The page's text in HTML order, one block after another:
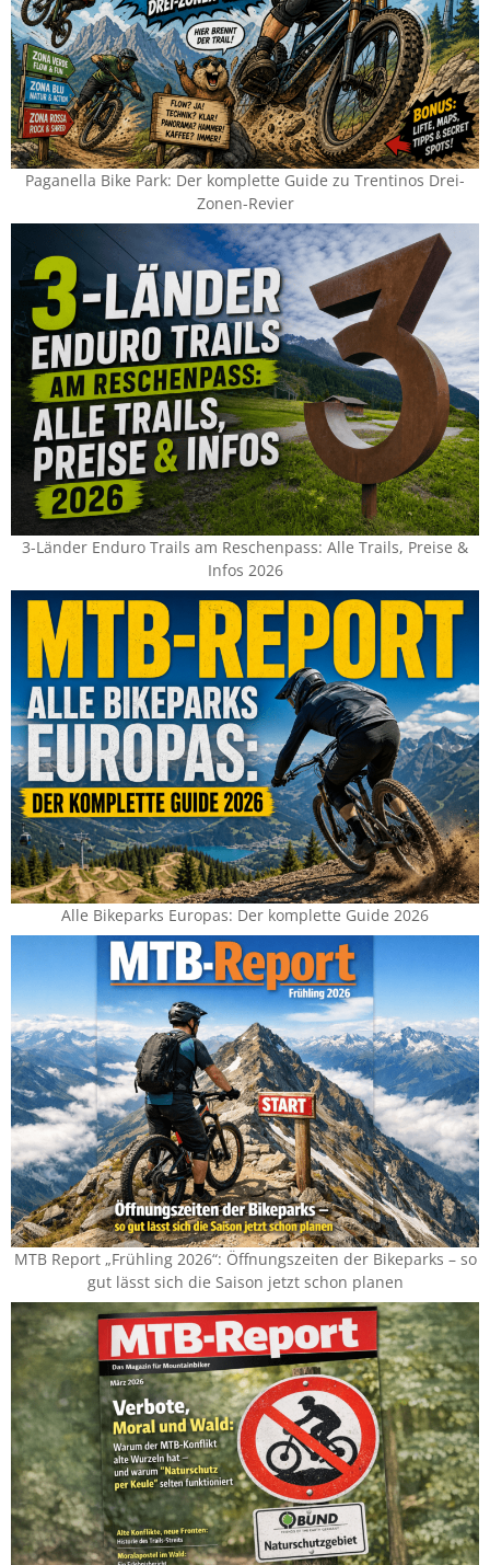
Paganella Bike Park: Der komplette Guide zu Trentinos Drei-
Zonen-Revier
3-Länder Enduro Trails am Reschenpass: Alle Trails, Preise &
Infos 2026
Alle Bikeparks Europas: Der komplette Guide 2026
MTB Report „Frühling 2026“: Öffnungszeiten der Bikeparks – so
gut lässt sich die Saison jetzt schon planen